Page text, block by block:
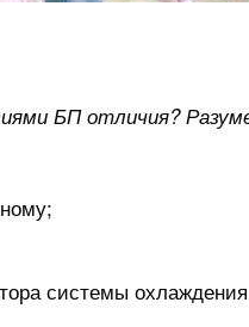
БП отличия?
системы